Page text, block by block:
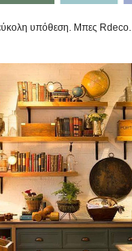
εύκολη υπόθεση. Μπες Rdeco.